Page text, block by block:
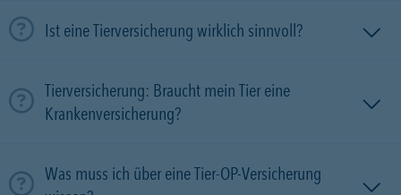
Ist eine Tierversicherung wirklich sinnvoll?
Tierversicherung: Braucht mein Tier eine
Krankenversicherung?
Was muss ich über eine Tier-OP-Versicherung